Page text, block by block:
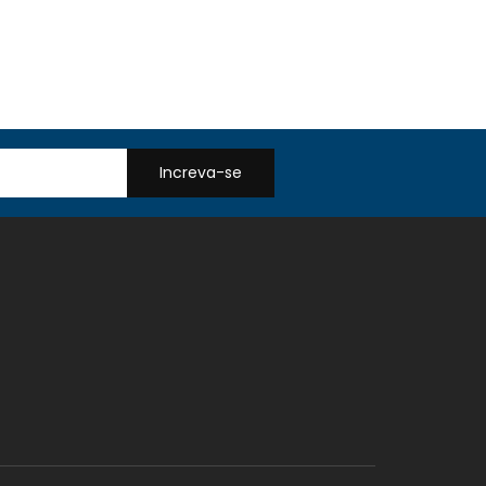
Increva-se